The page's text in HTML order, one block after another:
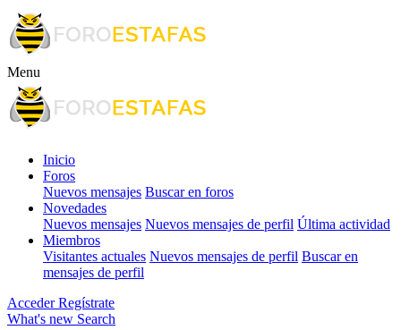
Menu
Inicio
Foros
Nuevos mensajes Buscar en foros
Novedades
Nuevos mensajes Nuevos mensajes de perfil Última actividad
Miembros
Visitantes actuales Nuevos mensajes de perfil Buscar en
mensajes de perfil
Acceder Regístrate
What's new Search